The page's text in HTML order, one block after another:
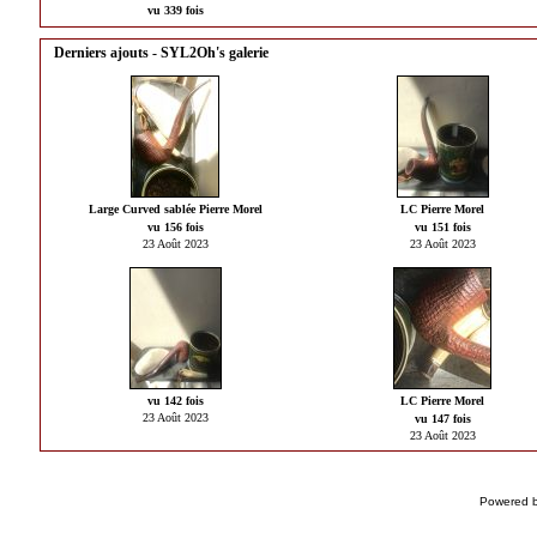
vu 339 fois
Derniers ajouts - SYL2Oh's galerie
Large Curved sablée Pierre Morel
vu 156 fois
23 Août 2023
LC Pierre Morel
vu 151 fois
23 Août 2023
vu 142 fois
23 Août 2023
LC Pierre Morel
vu 147 fois
23 Août 2023
Powered